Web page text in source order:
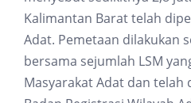
Kalimantan Barat telah
Adat. Pemetaan dilakukan
bersama sejumlah LSM
Masyarakat Adat dan telah